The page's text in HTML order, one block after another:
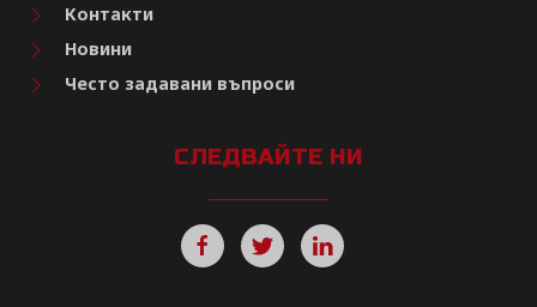
Контакти
Новини
Често задавани въпроси
СЛЕДВАЙТЕ НИ